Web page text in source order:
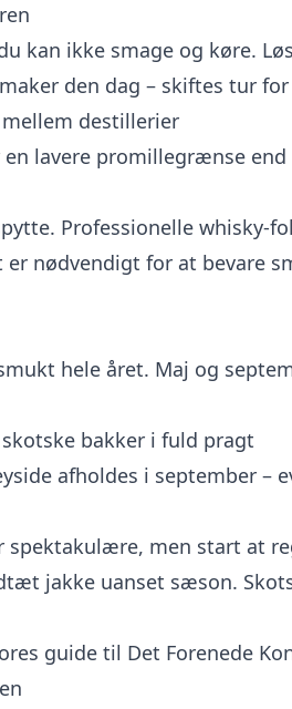
kan ikke smage og køre.
den dag – skiftes tur
destillerier
en lavere promillegrænse
Professionelle whisky-
nødvendigt for at bevare
hele året. Maj og
bakker i fuld pragt
afholdes i september –
spektakulære, men start at
jakke uanset sæson.
guide til Det Forenede